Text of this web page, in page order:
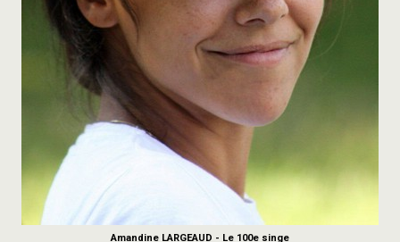
Amandine LARGEAUD - Le 100e singe